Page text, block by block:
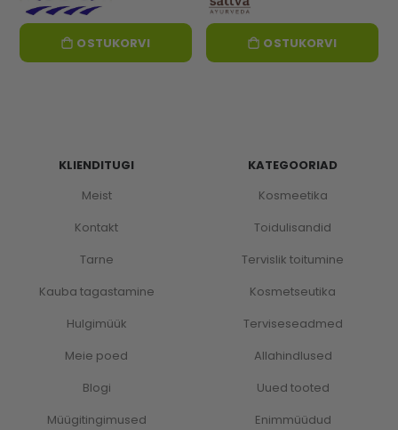
OSTUKORVI OSTUKORVI
KLIENDITUGI
Meist
Kontakt
Tarne
Kauba tagastamine
Hulgimüük
Meie poed
Blogi
Müügitingimused
KATEGOORIAD
Kosmeetika
Toidulisandid
Tervislik toitumine
Kosmetseutika
Terviseseadmed
Allahindlused
Uued tooted
Enimmüüdud